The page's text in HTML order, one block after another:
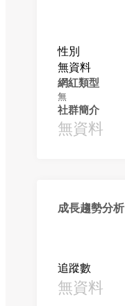
性別
無資料
網紅類型
無
社群簡介
無資料
成長趨勢分析
追蹤數
無資料